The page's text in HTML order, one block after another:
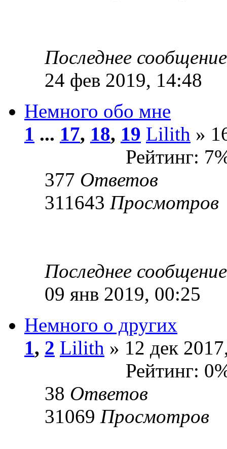
Последнее
24 фев 2019, 14:48
Немного обо мне
1 ... 17, 18, 19 Lilith »
Рейтинг:
377 Ответов
311643 Просмотров
Последнее
09 янв 2019, 00:25
Немного о других
1, 2 Lilith » 12 дек
Рейтинг:
38 Ответов
31069 Просмотров